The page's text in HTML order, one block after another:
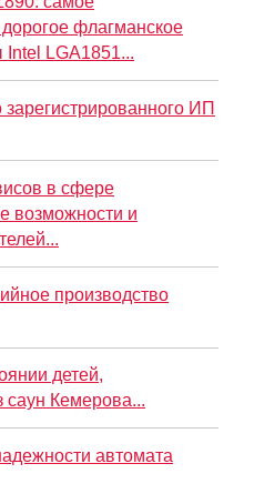
флагманское
LGA1851...
зарегистрированного ИП
в сфере
возможности и
производство
детей,
саун Кемерова...
автомата